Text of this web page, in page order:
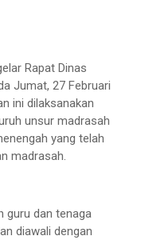
Rapat Dinas
Jumat, 27 Februari
ini dilaksanakan
unsur madrasah
yang telah
madrasah.
guru dan tenaga
diawali dengan